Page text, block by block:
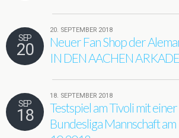
SEP
20
20. SEPTEMBER 2018
Neuer Fan Shop der
IN DEN AACHEN
SEP
18
18. SEPTEMBER 2018
Testspiel am Tivoli mit einer
Bundesliga Mannschaft am